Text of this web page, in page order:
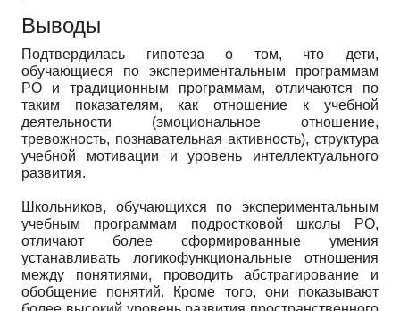
Выводы
Подтвердилась гипотеза о том, что дети,
обучающиеся по экспериментальным программам
РО и традиционным программам, отличаются по
таким показателям, как отношение к учебной
деятельности (эмоциональное отношение,
тревожность, познавательная активность), структура
учебной мотивации и уровень интеллектуального
развития.
Школьников, обучающихся по экспериментальным
учебным программам подростковой школы РО,
отличают более сформированные умения
устанавливать логикофункциональные отношения
между понятиями, проводить абстрагирование и
обобщение понятий. Кроме того, они показывают